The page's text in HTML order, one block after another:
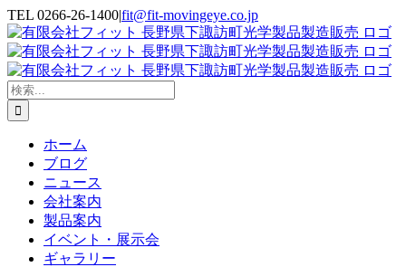
Skip
to
content
TEL 0266-26-1400|fit@fit-movingeye.co.jp
Facebook
YouTube
Blogger
電
子
メ
ー
ル
検
索
…
ホーム
ブログ
ニュース
会社案内
製品案内
イベント・展示会
ギャラリー